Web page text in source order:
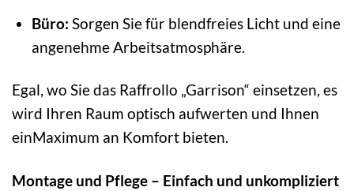
Büro: Sorgen Sie für blendfreies Licht und eine
angenehme Arbeitsatmosphäre.
Egal, wo Sie das Raffrollo „Garrison“ einsetzen, es
wird Ihren Raum optisch aufwerten und Ihnen
einMaximum an Komfort bieten.
Montage und Pflege – Einfach und unkompliziert